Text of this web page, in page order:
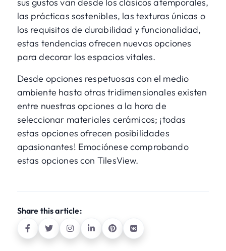
sus gustos van desde los clásicos atemporales,
las prácticas sostenibles, las texturas únicas o
los requisitos de durabilidad y funcionalidad,
estas tendencias ofrecen nuevas opciones
para decorar los espacios vitales.
Desde opciones respetuosas con el medio
ambiente hasta otras tridimensionales existen
entre nuestras opciones a la hora de
seleccionar materiales cerámicos; ¡todas
estas opciones ofrecen posibilidades
apasionantes! Emociónese comprobando
estas opciones con TilesView.
Share this article: